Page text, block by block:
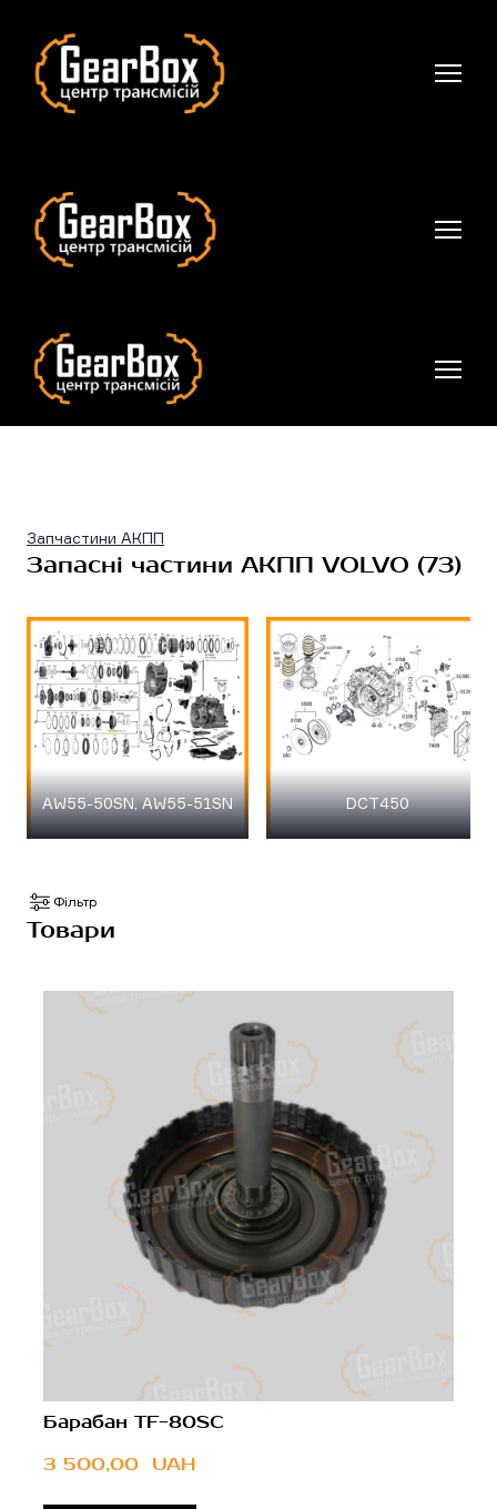
Запчастини АКПП
Запасні частини АКПП VOLVO (73)
AW55-50SN, AW55-51SN DCT450
Фільтр
Товари
Барабан TF-80SC
3 500,00  UAH